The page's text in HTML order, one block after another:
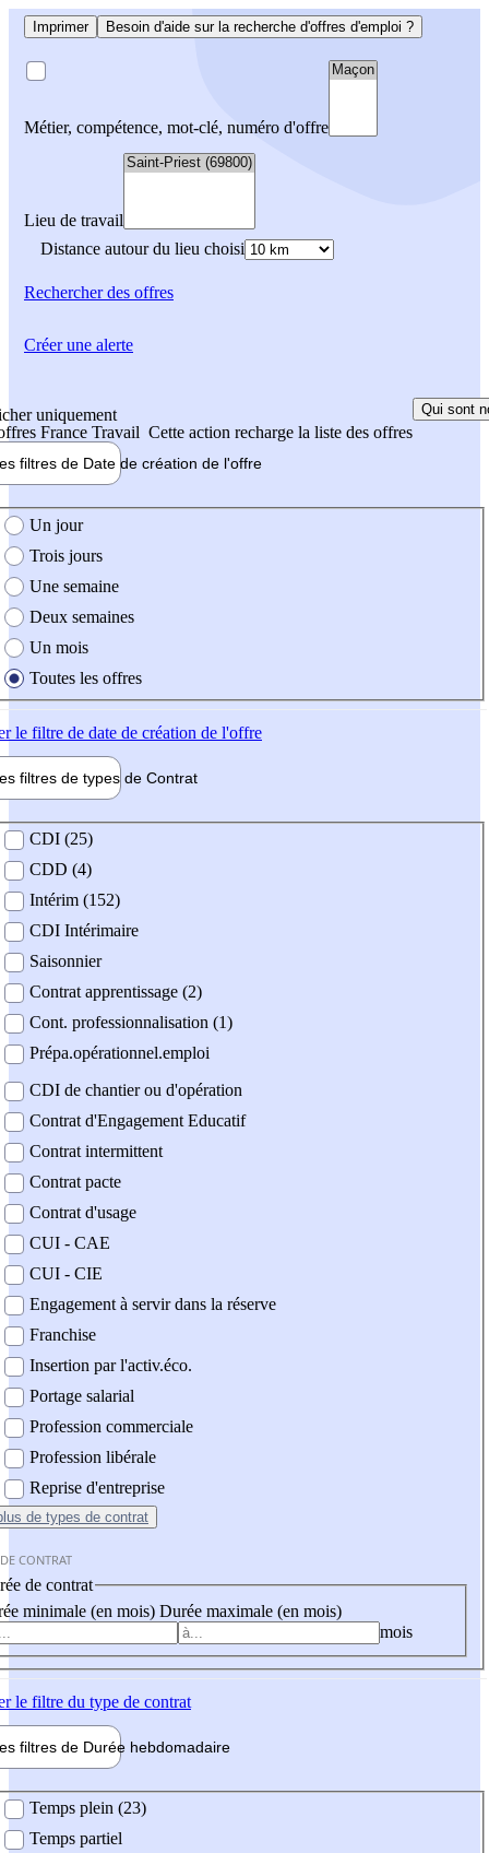
Imprimer Besoin d'aide sur la recherche d'offres d'emploi ?
Métier, compétence, mot-clé, numéro d'offre
Lieu de travail
Distance autour du lieu choisi
Rechercherdes offres
uniquement
France Travail Cette action recharge la liste des offres
Qui sont
filtres de Date de création de l'offre
création de l'offre
Un jour
Trois jours
Une semaine
Deux semaines
Un mois
Toutes les offres
le filtre de date de création de l'offre
filtres de types de Contrat
contrat
CDI (25)
CDD (4)
Intérim (152)
CDI Intérimaire
Saisonnier
Contrat apprentissage (2)
Cont. professionnalisation (1)
Prépa.opérationnel.emploi
CDI de chantier ou d'opération
Contrat d'Engagement Educatif
Contrat intermittent
Contrat pacte
Contrat d'usage
CUI - CAE
CUI - CIE
Engagement à servir dans la réserve
Franchise
Insertion par l'activ.éco.
Portage salarial
Profession commerciale
Profession libérale
Reprise d'entreprise
de types de contrat
CONTRAT
de contrat
minimale (en mois) Durée maximale (en mois)
mois
le filtre du type de contrat
filtres de Durée hebdomadaire
Temps plein (23)
Temps partiel
Créer une alerte